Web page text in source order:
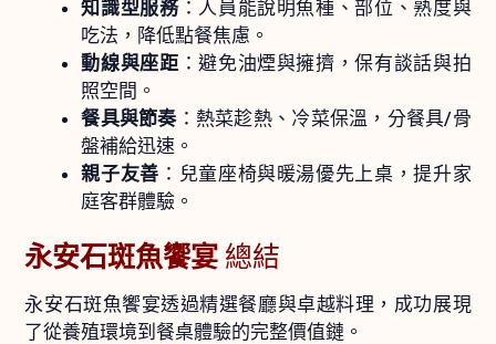
知識型服務：人員能說明魚種、部位、熟度與
吃法，降低點餐焦慮。
動線與座距 ：避免油煙與擁擠，保有談話與拍
照空間。
餐具與節奏：熱菜趁熱、冷菜保溫，分餐具/骨
盤補給迅速。
親子友善 ：兒童座椅與暖湯優先上桌，提升家
庭客群體驗。
永安石斑魚饗宴 總結
永安石斑魚饗宴透過精選餐廳與卓越料理，成功展現
了從養殖環境到餐桌體驗的完整價值鏈。